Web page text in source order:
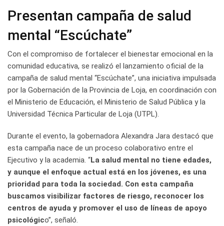
Presentan campaña de salud
mental “Escúchate”
Con el compromiso de fortalecer el bienestar emocional en la
comunidad educativa, se realizó el lanzamiento oficial de la
campaña de salud mental “Escúchate”, una iniciativa impulsada
por la Gobernación de la Provincia de Loja, en coordinación con
el Ministerio de Educación, el Ministerio de Salud Pública y la
Universidad Técnica Particular de Loja (UTPL).
Durante el evento, la gobernadora Alexandra Jara destacó que
esta campaña nace de un proceso colaborativo entre el
Ejecutivo y la academia. “La salud mental no tiene edades,
y aunque el enfoque actual está en los jóvenes, es una
prioridad para toda la sociedad. Con esta campaña
buscamos visibilizar factores de riesgo, reconocer los
centros de ayuda y promover el uso de líneas de apoyo
psicológico”, señaló.